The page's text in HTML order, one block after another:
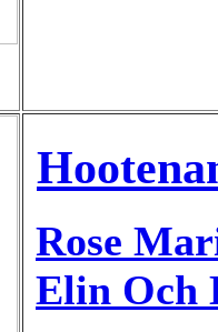
Rose
Elin Och